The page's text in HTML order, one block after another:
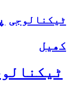
ٹیکنالوجی
کھیل